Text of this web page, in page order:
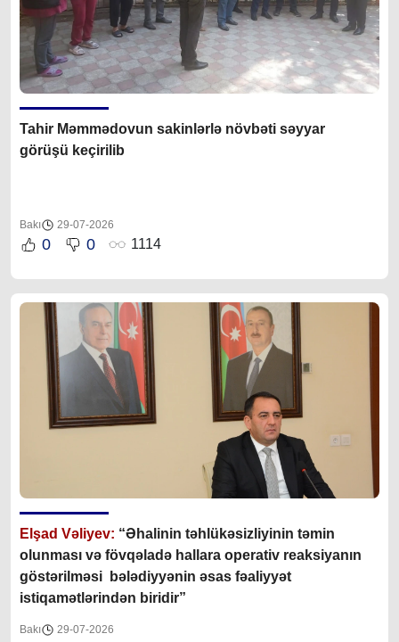
Tahir Məmmədovun sakinlərlə növbəti səyyar
görüşü keçirilib
Bakı 29-07-2026
0 0 1114
Elşad Vəliyev: “Əhalinin təhlükəsizliyinin təmin
olunması və fövqəladə hallara operativ reaksiyanın
göstərilməsi bələdiyyənin əsas fəaliyyət
istiqamətlərindən biridir”
Bakı 29-07-2026